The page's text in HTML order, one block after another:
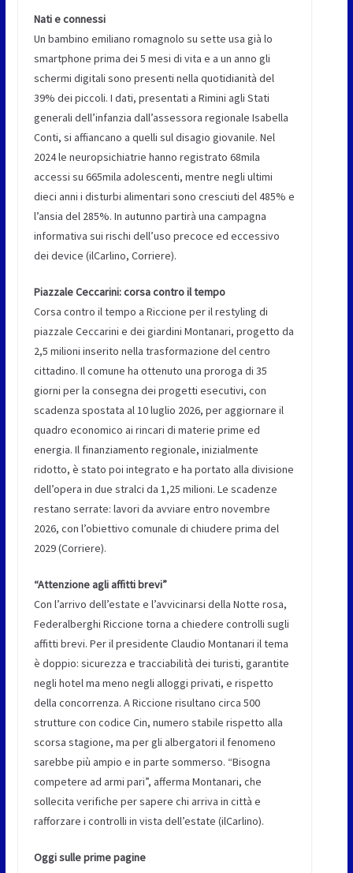
Nati e connessi
Un bambino emiliano romagnolo su sette usa già lo
smartphone prima dei 5 mesi di vita e a un anno gli
schermi digitali sono presenti nella quotidianità del
39% dei piccoli. I dati, presentati a Rimini agli Stati
generali dell’infanzia dall’assessora regionale Isabella
Conti, si affiancano a quelli sul disagio giovanile. Nel
2024 le neuropsichiatrie hanno registrato 68mila
accessi su 665mila adolescenti, mentre negli ultimi
dieci anni i disturbi alimentari sono cresciuti del 485% e
l’ansia del 285%. In autunno partirà una campagna
informativa sui rischi dell’uso precoce ed eccessivo
dei device (ilCarlino, Corriere).
Piazzale Ceccarini: corsa contro il tempo
Corsa contro il tempo a Riccione per il restyling di
piazzale Ceccarini e dei giardini Montanari, progetto da
2,5 milioni inserito nella trasformazione del centro
cittadino. Il comune ha ottenuto una proroga di 35
giorni per la consegna dei progetti esecutivi, con
scadenza spostata al 10 luglio 2026, per aggiornare il
quadro economico ai rincari di materie prime ed
energia. Il finanziamento regionale, inizialmente
ridotto, è stato poi integrato e ha portato alla divisione
dell’opera in due stralci da 1,25 milioni. Le scadenze
restano serrate: lavori da avviare entro novembre
2026, con l’obiettivo comunale di chiudere prima del
2029 (Corriere).
“Attenzione agli affitti brevi”
Con l’arrivo dell’estate e l’avvicinarsi della Notte rosa,
Federalberghi Riccione torna a chiedere controlli sugli
affitti brevi. Per il presidente Claudio Montanari il tema
è doppio: sicurezza e tracciabilità dei turisti, garantite
negli hotel ma meno negli alloggi privati, e rispetto
della concorrenza. A Riccione risultano circa 500
strutture con codice Cin, numero stabile rispetto alla
scorsa stagione, ma per gli albergatori il fenomeno
sarebbe più ampio e in parte sommerso. “Bisogna
competere ad armi pari”, afferma Montanari, che
sollecita verifiche per sapere chi arriva in città e
rafforzare i controlli in vista dell’estate (ilCarlino).
Oggi sulle prime pagine